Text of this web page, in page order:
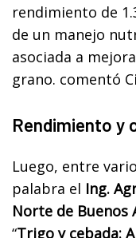
rendimiento de
de un manejo
asociada a
grano. comentó
Rendimiento y
Luego, entre
palabra el Ing.
Norte de Buenos
“Trigo y cebada: